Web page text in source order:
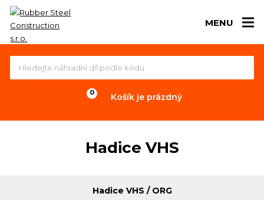
MENU
Košík je prázdný
Hadice VHS
Hadice VHS / ORG